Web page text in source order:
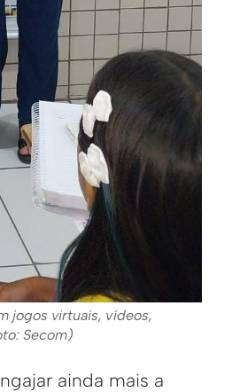
jogos virtuais, vídeos,
Secom)
ainda mais a